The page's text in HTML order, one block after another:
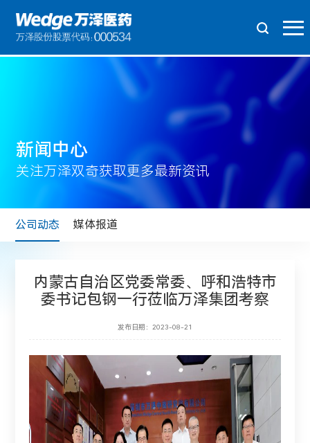
新闻中心
关注万泽双奇获取更多最新资讯
公司动态 媒体报道
内蒙古自治区党委常委、呼和浩特市
委书记包钢一行莅临万泽集团考察
发布日期：2023-08-21